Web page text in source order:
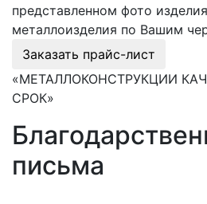
представленном фото
металлоизделия по Вашим
Заказать прайс-лист
«МЕТАЛЛОКОНСТРУКЦИИ
СРОК»
письма